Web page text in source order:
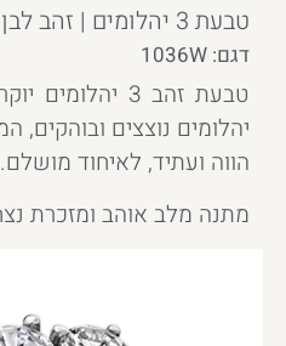
טבעת 3 יהלומים | זהב לבן
דגם: 1036W
טבעת זהב 3
יהלומים נוצצים
הווה ועתיד, לאיחוד מושלם.
מתנה מלב אוהב ומזכרת